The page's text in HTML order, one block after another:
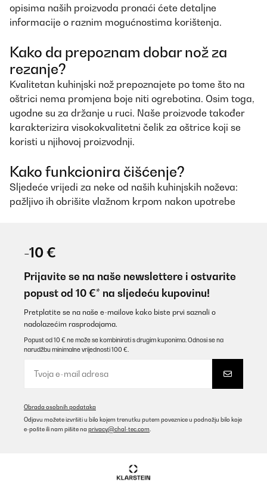
opisima naših proizvoda pronaći ćete detaljne
informacije o raznim mogućnostima korištenja.
Kako da prepoznam dobar nož za
rezanje?
Kvalitetan kuhinjski nož prepoznajete po tome što na
oštrici nema promjena boje niti ogrebotina. Osim toga,
ugodne su za držanje u ruci. Naše proizvode također
karakterizira visokokvalitetni čelik za oštrice koji se
koristi u njihovoj proizvodnji.
Kako funkcionira čišćenje?
Sljedeće vrijedi za neke od naših kuhinjskih noževa:
pažljivo ih obrišite vlažnom krpom nakon upotrebe
-10 €
Prijavite se na naše newslettere i ostvarite
popust od 10 €* na sljedeću kupovinu!
Pretplatite se na naše e-mailove kako biste prvi saznali o
nadolazećim rasprodajama.
Popust od 10 € ne može se kombinirati s drugim kuponima. Odnosi se na
narudžbu minimalne vrijednosti 100 €.
Obrada osobnih podataka
Odjavu možete izvršiti u bilo kojem trenutku putem poveznice u podnožju bilo koje
e-pošte ili nam pišite na privacy@chal-tec.com